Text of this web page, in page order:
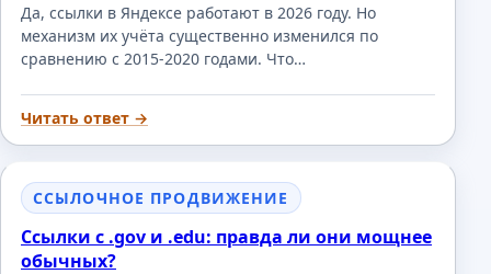
Да, ссылки в Яндексе работают в 2026 году. Но
механизм их учёта существенно изменился по
сравнению с 2015-2020 годами. Что…
Читать ответ →
ССЫЛОЧНОЕ ПРОДВИЖЕНИЕ
Ссылки с .gov и .edu: правда ли они мощнее
обычных?